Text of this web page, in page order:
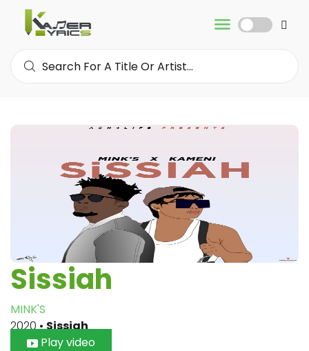
Sissiah
MINK'S
2020•Sissiah
Play video